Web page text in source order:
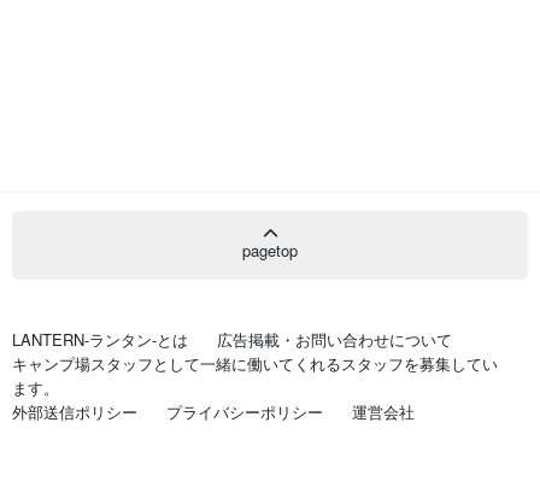
pagetop
LANTERN-ランタン-とは
広告掲載・お問い合わせについて
キャンプ場スタッフとして一緒に働いてくれるスタッフを募集してい
ます。
外部送信ポリシー
プライバシーポリシー 運営会社